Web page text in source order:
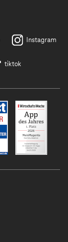
Instagram
tiktok